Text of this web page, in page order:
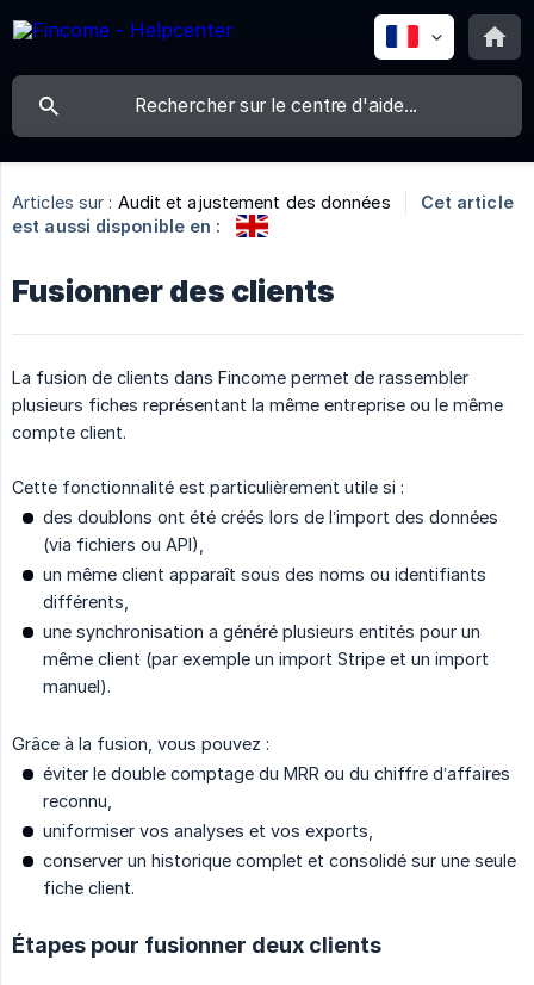
Articles sur : Audit et ajustement des données
Cet article
est aussi disponible en :
Fusionner des clients
La fusion de clients dans Fincome permet de rassembler
plusieurs fiches représentant la même entreprise ou le même
compte client.
Cette fonctionnalité est particulièrement utile si :
des doublons ont été créés lors de l’import des données
(via fichiers ou API),
un même client apparaît sous des noms ou identifiants
différents,
une synchronisation a généré plusieurs entités pour un
même client (par exemple un import Stripe et un import
manuel).
Grâce à la fusion, vous pouvez :
éviter le double comptage du MRR ou du chiffre d’affaires
reconnu,
uniformiser vos analyses et vos exports,
conserver un historique complet et consolidé sur une seule
fiche client.
Étapes pour fusionner deux clients